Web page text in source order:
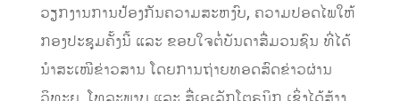
ວຽກງານການປ້ອງກັນຄວາມສະຫງົບ, ຄວາມປອດໄພໃຫ້
ກອງປະຊຸມຄັ້ງນີ້ ແລະ ຂອບໃຈຕໍ່ບັນດາສື່ມວນຊົນ ທີ່ໄດ້
ນໍາສະເໜີຂ່າວສານ ໂດຍການຖ່າຍທອດສົດຂ່າວຜ່ານ